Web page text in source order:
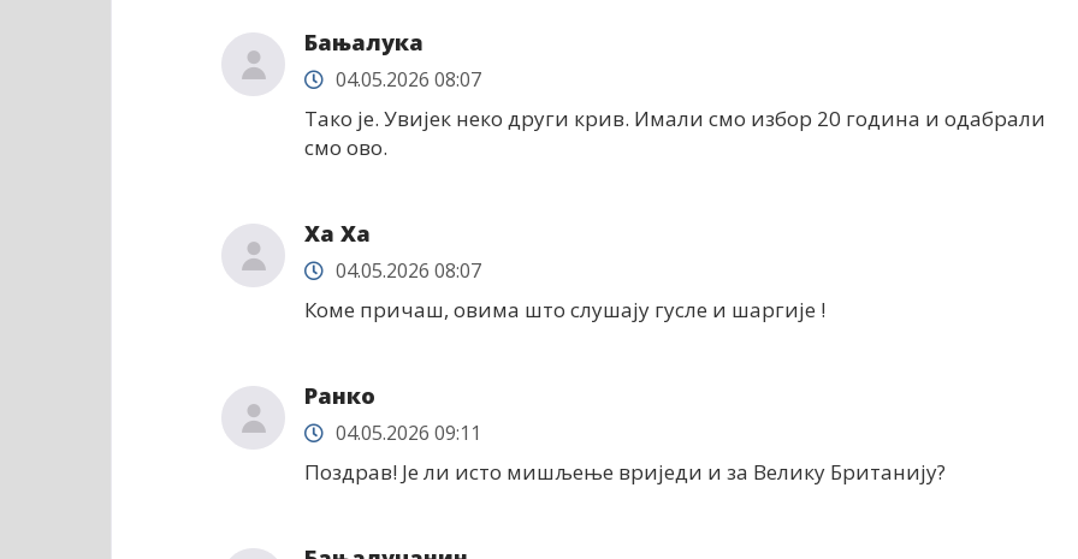
Бањалука
04.05.2026 08:07
Тако је. Увијек неко други крив. Имали смо избор 20 година и одабрали
смо ово.
Ха Ха
04.05.2026 08:07
Коме причаш, овима што слушају гусле и шаргије !
Ранко
04.05.2026 09:11
Поздрав! Је ли исто мишљење вриједи и за Велику Британију?